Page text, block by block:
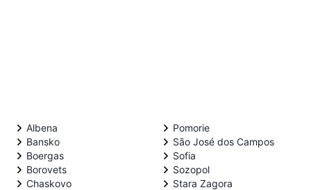
Albena
Bansko
Boergas
Borovets
Chaskovo
Pomorie
São José dos Campos
Sofia
Sozopol
Stara Zagora